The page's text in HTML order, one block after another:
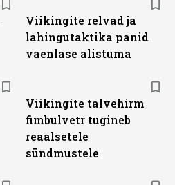
Viikingite relvad ja
lahingutaktika panid
vaenlase alistuma
Viikingite talvehirm
fimbulvetr tugineb
reaalsetele
sündmustele